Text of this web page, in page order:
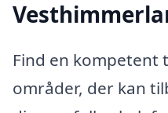
Find en kompetent
områder, der kan